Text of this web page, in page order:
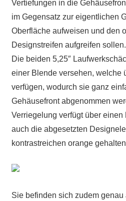
Vertiefungen in die
im Gegensatz zur eigentlichen
Oberfläche aufweisen und den
Designstreifen aufgreifen sollen.
Die beiden 5,25″
einer Blende versehen, welche
verfügen, wodurch sie ganz
Gehäusefront abgenommen
Verriegelung verfügt über
auch die abgesetzten
kontrastreichen orange
Sie befinden sich zudem